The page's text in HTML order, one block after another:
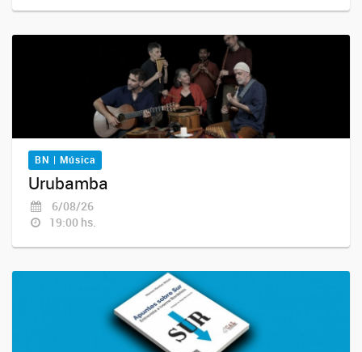
BN | Música
Urubamba
6/08/26
19:00 hs.